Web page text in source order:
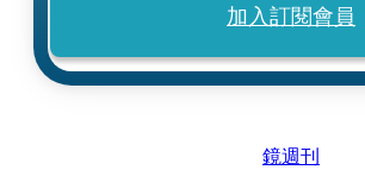
加入訂閱會員
鏡週刊